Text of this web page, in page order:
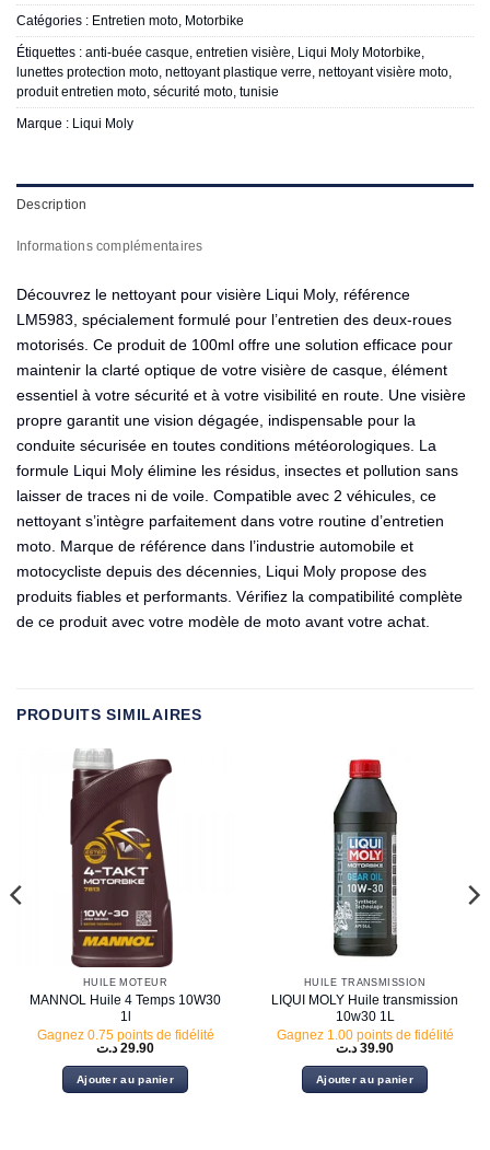
Catégories : Entretien moto Motorbike
Étiquettes : anti-buée casque entretien visière Liqui Moly Motorbike
lunettes protection moto nettoyant plastique verre nettoyant visière moto
produit entretien moto sécurité moto tunisie
Marque : Liqui Moly
Description
Informations complémentaires
Découvrez le nettoyant pour visière Liqui Moly, référence
LM5983, spécialement formulé pour l’entretien des deux-roues
motorisés. Ce produit de 100ml offre une solution efficace pour
maintenir la clarté optique de votre visière de casque, élément
essentiel à votre sécurité et à votre visibilité en route. Une visière
propre garantit une vision dégagée, indispensable pour la
conduite sécurisée en toutes conditions météorologiques. La
formule Liqui Moly élimine les résidus, insectes et pollution sans
laisser de traces ni de voile. Compatible avec 2 véhicules, ce
nettoyant s’intègre parfaitement dans votre routine d’entretien
moto. Marque de référence dans l’industrie automobile et
motocycliste depuis des décennies, Liqui Moly propose des
produits fiables et performants. Vérifiez la compatibilité complète
de ce produit avec votre modèle de moto avant votre achat.
PRODUITS SIMILAIRES
HUILE MOTEUR
MANNOL Huile 4 Temps 10W30
1l
Gagnez 0.75 points de fidélité
29.90 د.ت
Ajouter au panier
HUILE TRANSMISSION
LIQUI MOLY Huile transmission
10w30 1L
Gagnez 1.00 points de fidélité
39.90 د.ت
Ajouter au panier